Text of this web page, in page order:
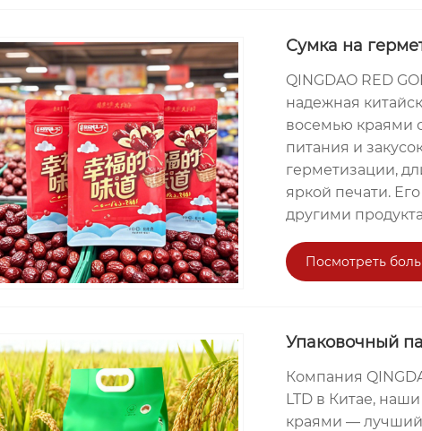
Сумка на
QINGDAO RED
надежная
восемью краями
питания и
герметизации,
яркой печати.
другими
Посмотреть
Упаковочный
Компания
LTD в Китае,
краями — лучший